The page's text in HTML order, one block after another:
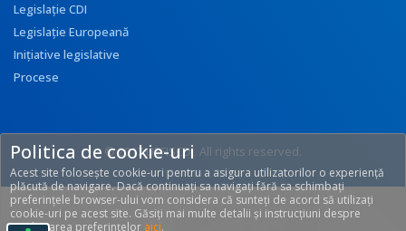
Legislație CDI
Legislație Europeană
Inițiative legislative
Procese
© 2017 UEFISCDI. All rights reserved.
[T: 0.3202, O: 92]
Politica de cookie-uri
Acest site folosește cookie-uri pentru a asigura utilizatorilor o experiență
plăcută de navigare. Dacă continuați sa navigați fără sa schimbați
preferințele browser-ului vom considera că sunteți de acord să utilizați
cookie-uri pe acest site. Găsiți mai multe detalii și instrucțiuni despre
modificarea preferințelor aici.